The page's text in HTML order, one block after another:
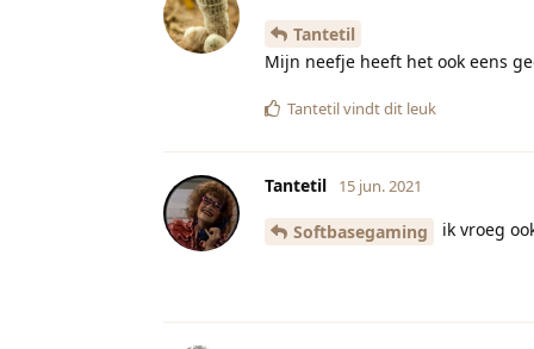
Tantetil
Mijn neefje heeft het ook eens
Tantetilvindt dit leuk
Tantetil 15 jun. 2021
Softbasegaming ik vroeg